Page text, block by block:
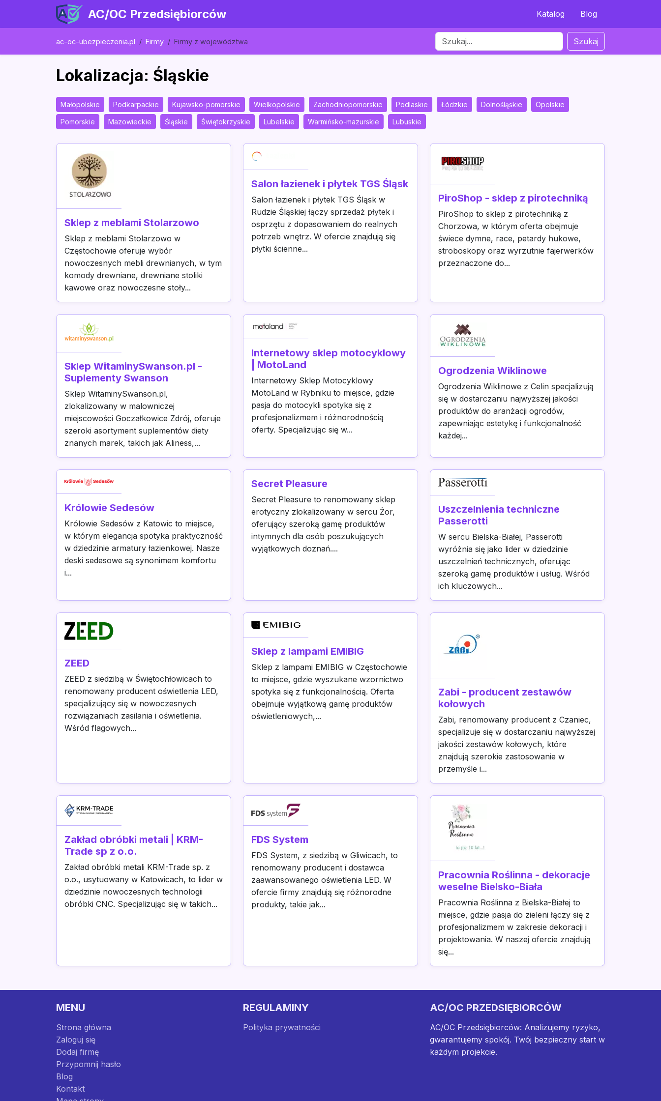
AC/OC Przedsiębiorców Katalog Blog
ac-oc-ubezpieczenia.pl Firmy Firmy z województwa Szukaj
Lokalizacja: Śląskie
Małopolskie Podkarpackie Kujawsko-pomorskie Wielkopolskie Zachodniopomorskie Podlaskie Łódzkie Dolnośląskie Opolskie
Pomorskie Mazowieckie Śląskie Świętokrzyskie Lubelskie Warmińsko-mazurskie Lubuskie
Sklep z meblami Stolarzowo
Sklep z meblami Stolarzowo w
Częstochowie oferuje wybór
nowoczesnych mebli drewnianych, w tym
komody drewniane, drewniane stoliki
kawowe oraz nowoczesne stoły...
Salon łazienek i płytek TGS Śląsk
Salon łazienek i płytek TGS Śląsk w
Rudzie Śląskiej łączy sprzedaż płytek i
osprzętu z dopasowaniem do realnych
potrzeb wnętrz. W ofercie znajdują się
płytki ścienne...
PiroShop - sklep z pirotechniką
PiroShop to sklep z pirotechniką z
Chorzowa, w którym oferta obejmuje
świece dymne, race, petardy hukowe,
stroboskopy oraz wyrzutnie fajerwerków
przeznaczone do...
Sklep WitaminySwanson.pl -
Suplementy Swanson
Sklep WitaminySwanson.pl,
zlokalizowany w malowniczej
miejscowości Goczałkowice Zdrój, oferuje
szeroki asortyment suplementów diety
znanych marek, takich jak Aliness,...
Internetowy sklep motocyklowy
| MotoLand
Internetowy Sklep Motocyklowy
MotoLand w Rybniku to miejsce, gdzie
pasja do motocykli spotyka się z
profesjonalizmem i różnorodnością
oferty. Specjalizując się w...
Ogrodzenia Wiklinowe
Ogrodzenia Wiklinowe z Celin specjalizują
się w dostarczaniu najwyższej jakości
produktów do aranżacji ogrodów,
zapewniając estetykę i funkcjonalność
każdej...
Królowie Sedesów
Królowie Sedesów z Katowic to miejsce,
w którym elegancja spotyka praktyczność
w dziedzinie armatury łazienkowej. Nasze
deski sedesowe są synonimem komfortu
i...
Secret Pleasure
Secret Pleasure to renomowany sklep
erotyczny zlokalizowany w sercu Żor,
oferujący szeroką gamę produktów
intymnych dla osób poszukujących
wyjątkowych doznań....
Uszczelnienia techniczne
Passerotti
W sercu Bielska-Białej, Passerotti
wyróżnia się jako lider w dziedzinie
uszczelnień technicznych, oferując
szeroką gamę produktów i usług. Wśród
ich kluczowych...
ZEED
ZEED z siedzibą w Świętochłowicach to
renomowany producent oświetlenia LED,
specjalizujący się w nowoczesnych
rozwiązaniach zasilania i oświetlenia.
Wśród flagowych...
Sklep z lampami EMIBIG
Sklep z lampami EMIBIG w Częstochowie
to miejsce, gdzie wyszukane wzornictwo
spotyka się z funkcjonalnością. Oferta
obejmuje wyjątkową gamę produktów
oświetleniowych,...
Zabi - producent zestawów
kołowych
Zabi, renomowany producent z Czaniec,
specjalizuje się w dostarczaniu najwyższej
jakości zestawów kołowych, które
znajdują szerokie zastosowanie w
przemyśle i...
Zakład obróbki metali | KRM-
Trade sp z o.o.
Zakład obróbki metali KRM-Trade sp. z
o.o., usytuowany w Katowicach, to lider w
dziedzinie nowoczesnych technologii
obróbki CNC. Specjalizując się w takich...
FDS System
FDS System, z siedzibą w Gliwicach, to
renomowany producent i dostawca
zaawansowanego oświetlenia LED. W
ofercie firmy znajdują się różnorodne
produkty, takie jak...
Pracownia Roślinna - dekoracje
weselne Bielsko-Biała
Pracownia Roślinna z Bielska-Białej to
miejsce, gdzie pasja do zieleni łączy się z
profesjonalizmem w zakresie dekoracji i
projektowania. W naszej ofercie znajdują
się...
MENU
Strona główna
Zaloguj się
Dodaj firmę
Przypomnij hasło
Blog
Kontakt
REGULAMINY
Polityka prywatności
AC/OC PRZEDSIĘBIORCÓW
AC/OC Przedsiębiorców: Analizujemy ryzyko,
gwarantujemy spokój. Twój bezpieczny start w
każdym projekcie.